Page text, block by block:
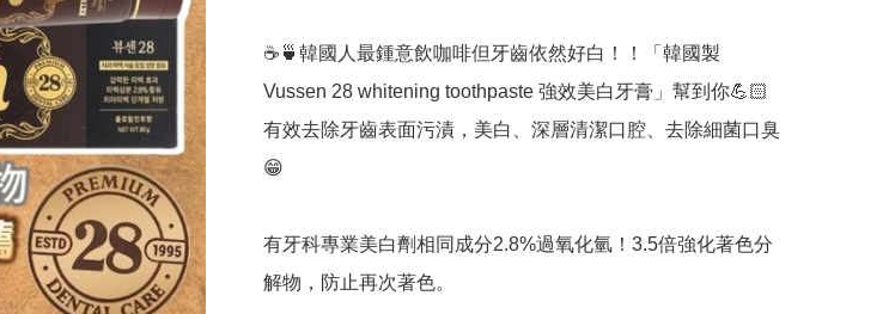
☕️🍵韓國人最鍾意飲咖啡但牙齒依然好白！！「韓國製
Vussen 28 whitening toothpaste 強效美白牙膏」幫到你💪🏻
有效去除牙齒表面污漬，美白、深層清潔口腔、去除細菌口臭
😁
有牙科專業美白劑相同成分2.8%過氧化氫！3.5倍強化著色分
解物，防止再次著色。